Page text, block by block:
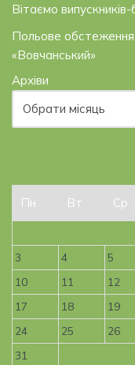
Вітаємо
Польове обстеження
«Вовчанський»
Архіви
Пн
Вт Ср
3
4 5
10
11 12
17
18 19
24
25 26
31